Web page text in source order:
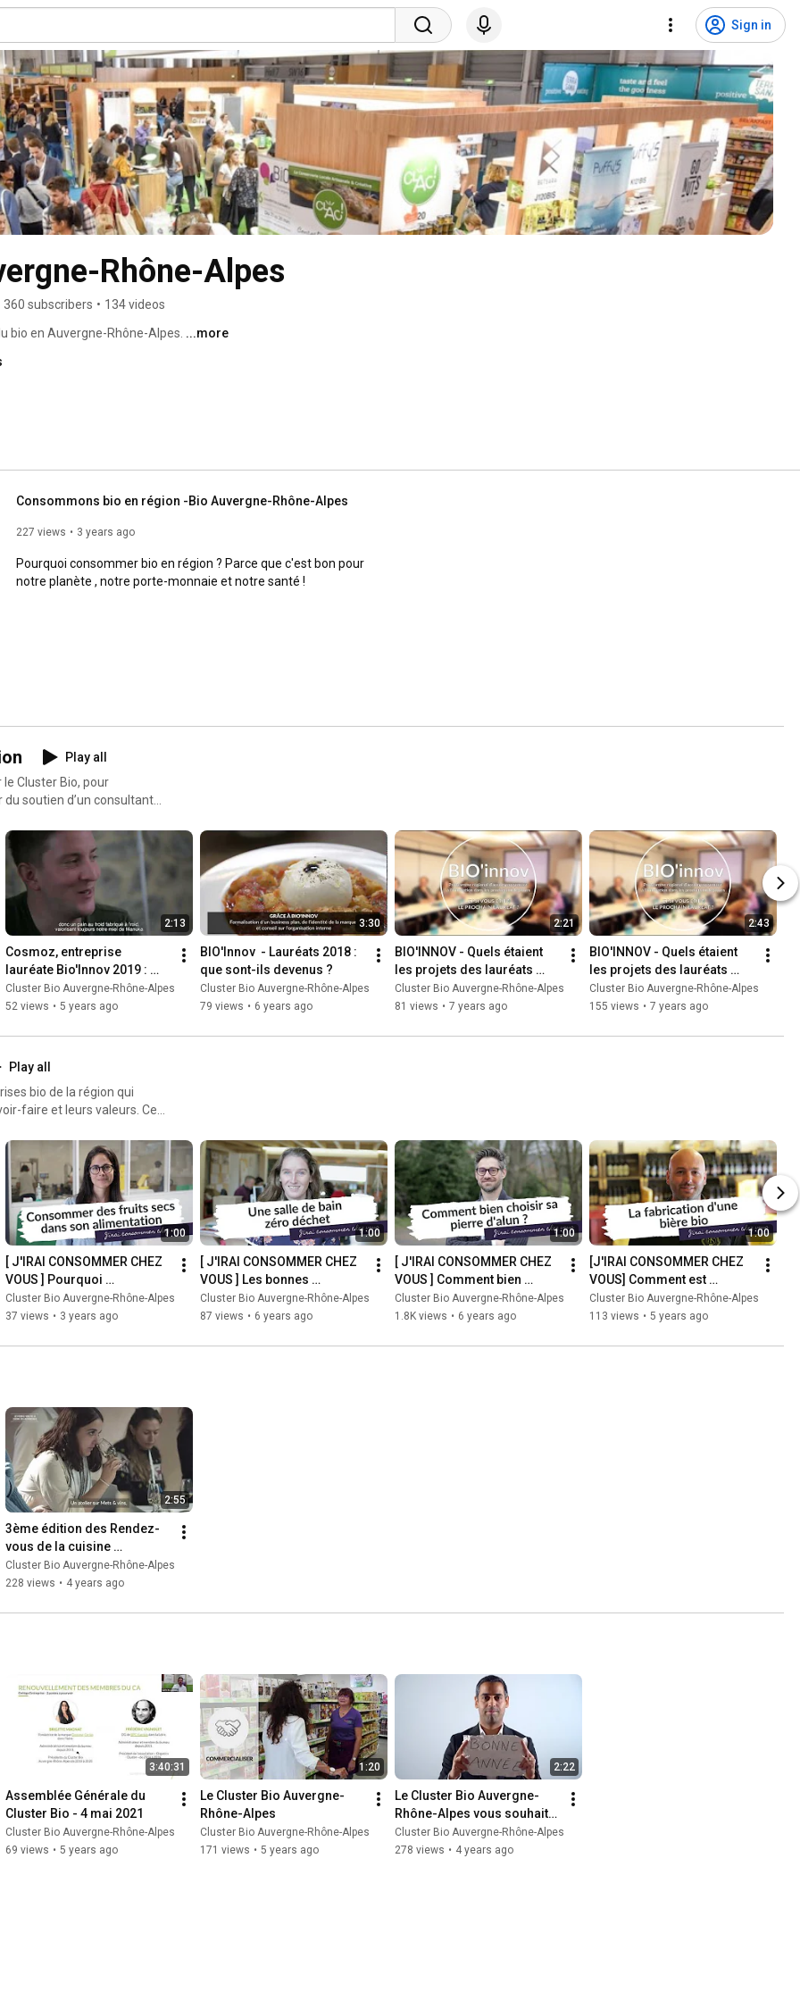
Sign in
Rhône-Alpes
360 subscribers • 134 videos
bio en Auvergne-Rhône-Alpes. ...more
Consommons bio en région -Bio Auvergne-Rhône-Alpes
227 views 3 years ago
Pourquoi consommer bio en région ? Parce que c'est bon pour
notre planète , notre porte-monnaie et notre santé !
Play all
Cluster Bio, pour
aux 4 séminaires
(étude de marché,
à hauteur de 80% dans
actions/innover/
2:13
Cosmoz, entreprise
lauréate Bio'Innov 2019 :
son projet de valorisation
du miel de Manuka bio
Cluster Bio Auvergne-Rhône-Alpes
52 views • 5 years ago
3:30
BIO'Innov  - Lauréats 2018 :
que sont-ils devenus ?
Cluster Bio Auvergne-Rhône-Alpes
79 views • 6 years ago
2:21
BIO'INNOV - Quels étaient
les projets des lauréats
2018 ? 2/2
Cluster Bio Auvergne-Rhône-Alpes
81 views • 7 years ago
2:43
BIO'INNOV - Quels étaient
les projets des lauréats
2018 ? 1/2
Cluster Bio Auvergne-Rhône-Alpes
155 views • 7 years ago
Play all
bio de la région qui
faire et leurs valeurs. Ce
la région Auvergne-
et animations
rhone-alpes/
1:00
[ J'IRAI CONSOMMER CHEZ
VOUS ] Pourquoi
consommer des fruits secs
dans son alimentation  - Go
Cluster Bio Auvergne-Rhône-Alpes
37 views • 3 years ago
1:00
[ J'IRAI CONSOMMER CHEZ
VOUS ] Les bonnes
pratiques pour une salle de
bain zéro déchet -
Cluster Bio Auvergne-Rhône-Alpes
87 views • 6 years ago
1:00
[ J'IRAI CONSOMMER CHEZ
VOUS ] Comment bien
choisir sa pierre d'alun ? -
Laboratoires Osma
Cluster Bio Auvergne-Rhône-Alpes
1.8K views • 6 years ago
1:00
[J'IRAI CONSOMMER CHEZ
VOUS] Comment est
fabriquée une bière bio ? -
Brasseurs Savoyards
Cluster Bio Auvergne-Rhône-Alpes
113 views • 5 years ago
2:55
3ème édition des Rendez-
vous de la cuisine
écoresponsable à Lyon
Cluster Bio Auvergne-Rhône-Alpes
228 views • 4 years ago
3:40:31
Assemblée Générale du
Cluster Bio - 4 mai 2021
Cluster Bio Auvergne-Rhône-Alpes
69 views • 5 years ago
1:20
Le Cluster Bio Auvergne-
Rhône-Alpes
Cluster Bio Auvergne-Rhône-Alpes
171 views • 5 years ago
2:22
Le Cluster Bio Auvergne-
Rhône-Alpes vous souhaite
une belle année 2022 !
Cluster Bio Auvergne-Rhône-Alpes
278 views • 4 years ago